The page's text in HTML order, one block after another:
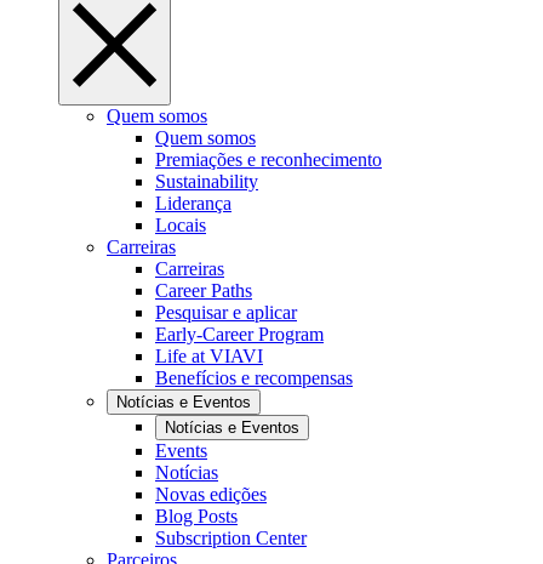
Quem somos
Quem somos
Premiações e reconhecimento
Sustainability
Liderança
Locais
Carreiras
Carreiras
Career Paths
Pesquisar e aplicar
Early-Career Program
Life at VIAVI
Benefícios e recompensas
Notícias e Eventos
Notícias e Eventos
Events
Notícias
Novas edições
Blog Posts
Subscription Center